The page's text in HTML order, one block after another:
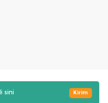
sini Kirim